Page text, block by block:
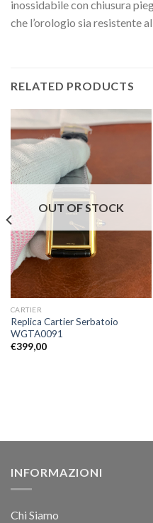
inossidabile con chiusura
che l’orologio sia resistente
RELATED PRODUCTS
OUT OF STOCK
CARTIER
Replica Cartier Serbatoio
WGTA0091
€399,00
INFORMAZIONI
Chi Siamo